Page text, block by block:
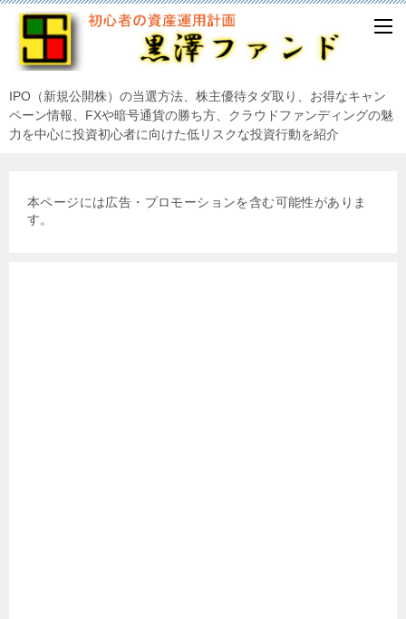
IPO（新規公開株）の当選方法、株主優待タダ取り、お得なキャン
ペーン情報、FXや暗号通貨の勝ち方、クラウドファンディングの魅
力を中心に投資初心者に向けた低リスクな投資行動を紹介
本ページには広告・プロモーションを含む可能性がありま
す。